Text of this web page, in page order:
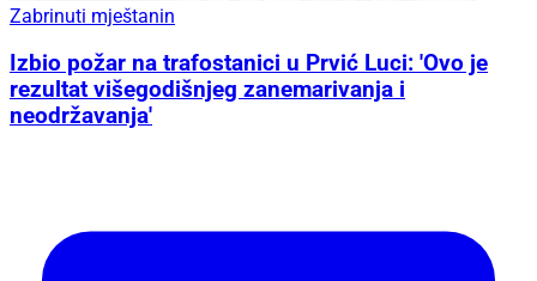
Zabrinuti mještanin
Izbio požar na trafostanici u Prvić Luci: 'Ovo je
rezultat višegodišnjeg zanemarivanja i
neodržavanja'